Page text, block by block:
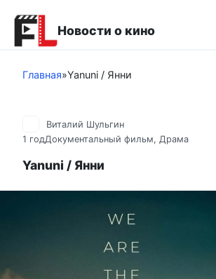
контенту
Новости о кино
Главная»Yanuni / Янни
Виталий Шульгин
1 годДокументальный фильм, Драма
Yanuni / Янни